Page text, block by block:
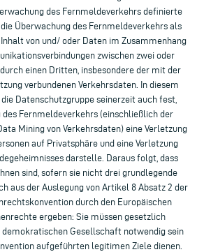
des Fernmeldeverkehrs definierte
Überwachung des Fernmeldeverkehrs als
von und/ oder Daten im Zusammenhang
zwischen zwei oder
einen Dritten, insbesondere der mit der
verbundenen Verkehrsdaten. In diesem
Datenschutzgruppe seinerzeit auch fest,
des Fernmeldeverkehrs (einschließlich der
Mining von Verkehrsdaten) eine Verletzung
auf Privatsphäre und eine Verletzung
darstelle. Daraus folgt, dass
sind, sofern sie nicht drei grundlegende
aus der Auslegung von Artikel 8 Absatz 2 der
durch den Europäischen
ergeben: Sie müssen gesetzlich
demokratischen Gesellschaft notwendig sein
aufgeführten legitimen Ziele dienen.